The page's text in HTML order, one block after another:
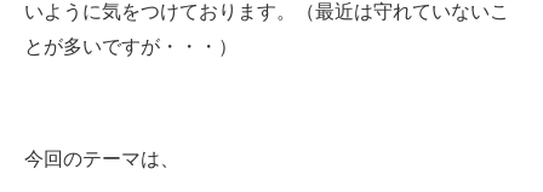
いように気をつけております。（最近は守れていないこ
とが多いですが・・・）
今回のテーマは、